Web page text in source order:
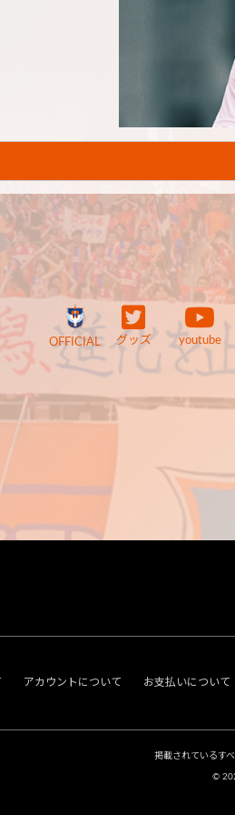
OFFICIAL グッズ youtube
アカウントについて お支払いについて
掲載されているす
©